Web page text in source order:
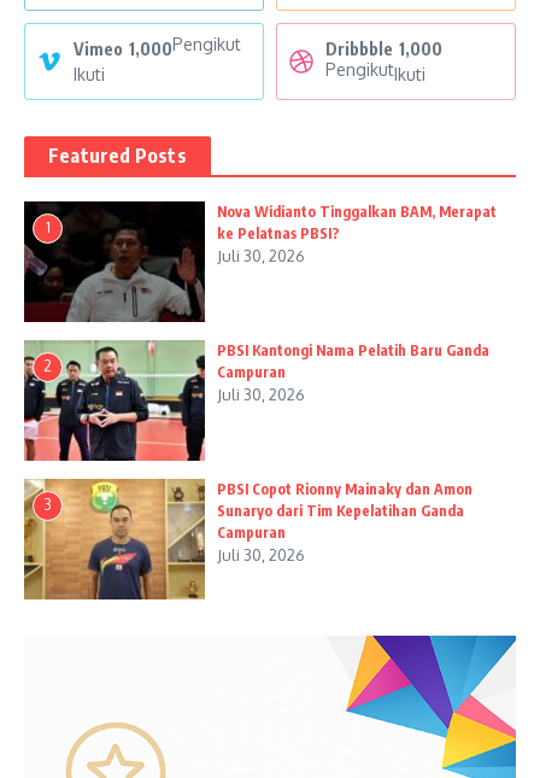
Vimeo 1,000Pengikut
Ikuti
Dribbble 1,000
PengikutIkuti
Featured Posts
1
Nova Widianto Tinggalkan BAM, Merapat
ke Pelatnas PBSI?
Juli 30, 2026
2
PBSI Kantongi Nama Pelatih Baru Ganda
Campuran
Juli 30, 2026
3
PBSI Copot Rionny Mainaky dan Amon
Sunaryo dari Tim Kepelatihan Ganda
Campuran
Juli 30, 2026